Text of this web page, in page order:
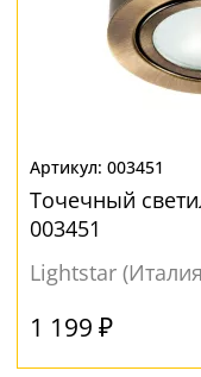
003451
Точечный
003451
Lightstar
1 199 ₽